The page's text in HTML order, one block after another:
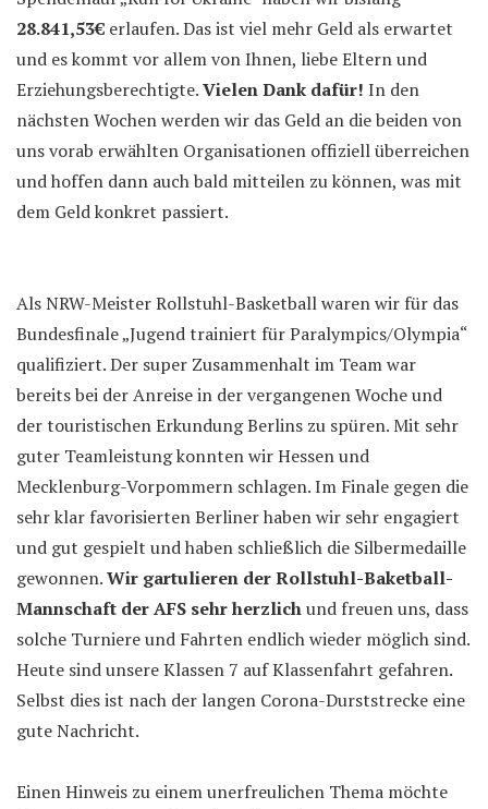
28.841,53€ erlaufen. Das ist viel mehr Geld als erwartet
und es kommt vor allem von Ihnen, liebe Eltern und
Erziehungsberechtigte.Vielen Dank dafür! In den
nächsten Wochen werden wir das Geld an die beiden von
uns vorab erwählten Organisationen offiziell überreichen
und hoffen dann auch bald mitteilen zu können, was mit
dem Geld konkret passiert.
Als NRW-Meister Rollstuhl-Basketball waren wir für das
Bundesfinale „Jugend trainiert für Paralympics/Olympia“
qualifiziert. Der super Zusammenhalt im Team war
bereits bei der Anreise in der vergangenen Woche und
der touristischen Erkundung Berlins zu spüren. Mit sehr
guter Teamleistung konnten wir Hessen und
Mecklenburg-Vorpommern schlagen. Im Finale gegen die
sehr klar favorisierten Berliner haben wir sehr engagiert
und gut gespielt und haben schließlich die Silbermedaille
gewonnen.Wir gartulieren der Rollstuhl-Baketball-
Mannschaft der AFS sehr herzlichund freuen uns, dass
solche Turniere und Fahrten endlich wieder möglich sind.
Heute sind unsere Klassen 7 auf Klassenfahrt gefahren.
Selbst dies ist nach der langen Corona-Durststrecke eine
gute Nachricht.
Einen Hinweis zu einem unerfreulichen Thema möchte